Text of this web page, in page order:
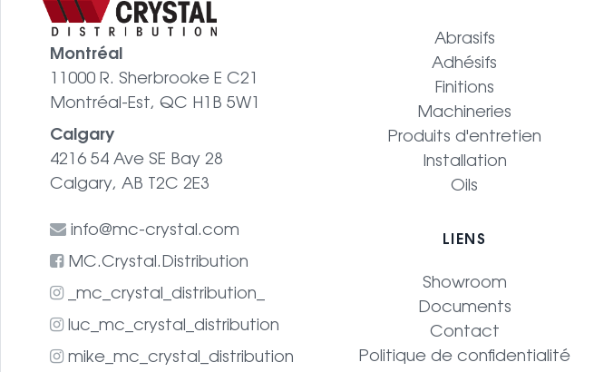
Montréal
11000 R. Sherbrooke E C21
Montréal-Est, QC H1B 5W1
Calgary
4216 54 Ave SE Bay 28
Calgary, AB T2C 2E3
info@mc-crystal.com
MC.Crystal.Distribution
_mc_crystal_distribution_
luc_mc_crystal_distribution
mike_mc_crystal_distribution
Abrasifs
Adhésifs
Finitions
Machineries
Produits d'entretien
Installation
Oils
LIENS
Showroom
Documents
Contact
Politique de confidentialité